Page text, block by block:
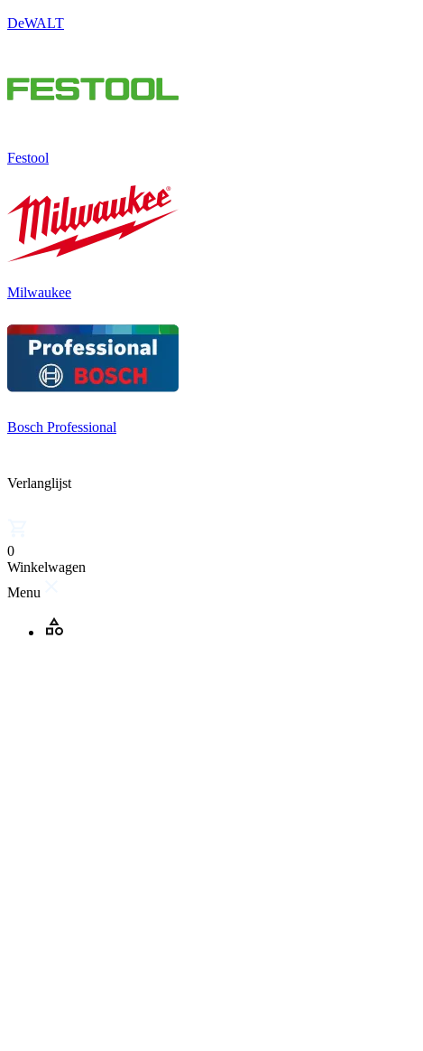
DeWALT
Festool
Milwaukee
Bosch Professional
Verlanglijst
0
Winkelwagen
Menu